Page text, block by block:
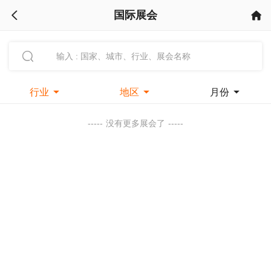
 国际展会 

行业  地区  月份 
----- 没有更多展会了 -----